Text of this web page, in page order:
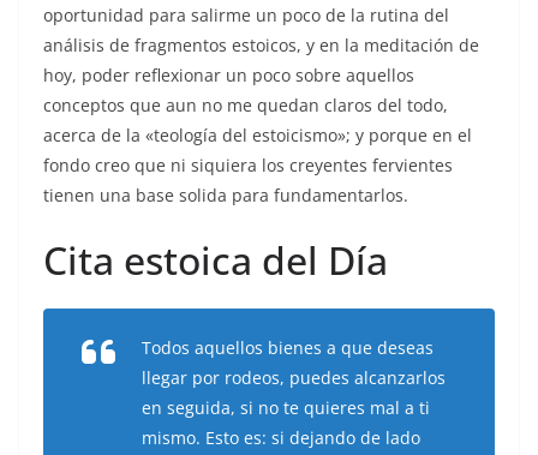
oportunidad para salirme un poco de la rutina del
análisis de fragmentos estoicos, y en la meditación de
hoy, poder reflexionar un poco sobre aquellos
conceptos que aun no me quedan claros del todo,
acerca de la «teología del estoicismo»; y porque en el
fondo creo que ni siquiera los creyentes fervientes
tienen una base solida para fundamentarlos.
Cita estoica del Día
Todos aquellos bienes a que deseas
llegar por rodeos, puedes alcanzarlos
en seguida, si no te quieres mal a ti
mismo. Esto es: si dejando de lado